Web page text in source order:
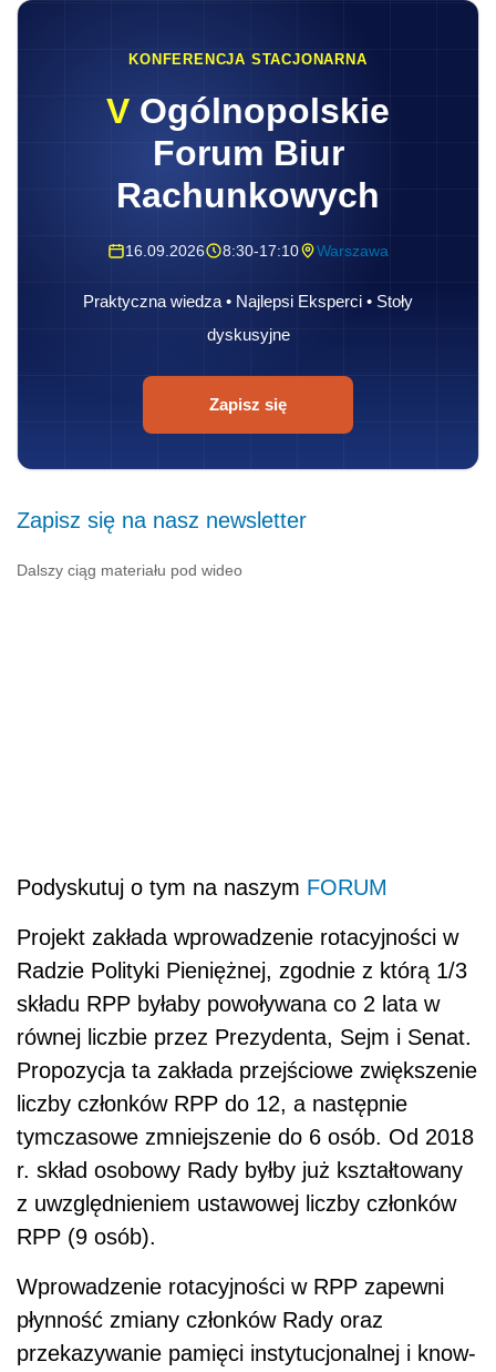
KONFERENCJA STACJONARNA
V Ogólnopolskie
Forum Biur
Rachunkowych
16.09.2026 8:30-17:10 Warszawa
Praktyczna wiedza • Najlepsi Eksperci • Stoły
dyskusyjne
Zapisz się
Zapisz się na nasz newsletter
Dalszy ciąg materiału pod wideo
Podyskutuj o tym na naszym FORUM
Projekt zakłada wprowadzenie rotacyjności w
Radzie Polityki Pieniężnej, zgodnie z którą 1/3
składu RPP byłaby powoływana co 2 lata w
równej liczbie przez Prezydenta, Sejm i Senat.
Propozycja ta zakłada przejściowe zwiększenie
liczby członków RPP do 12, a następnie
tymczasowe zmniejszenie do 6 osób. Od 2018
r. skład osobowy Rady byłby już kształtowany
z uwzględnieniem ustawowej liczby członków
RPP (9 osób).
Wprowadzenie rotacyjności w RPP zapewni
płynność zmiany członków Rady oraz
przekazywanie pamięci instytucjonalnej i know-